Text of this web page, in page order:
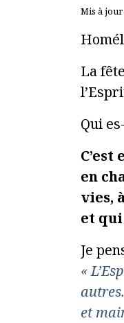
Mis à jour
La
Qui
en
vies,
et
Je
«
et